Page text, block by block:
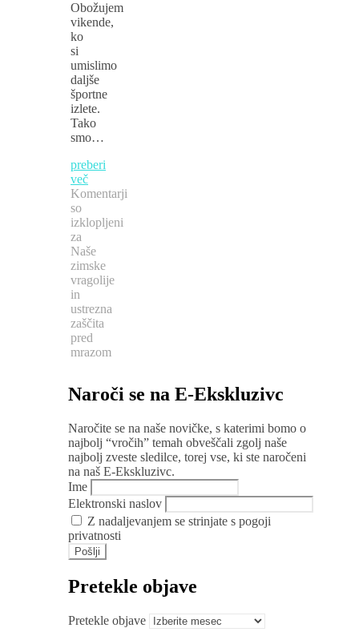
Obožujem
vikende,
ko
si
umislimo
daljše
športne
izlete.
Tako
smo…
preberi
več
Komentarji
so
izklopljeni
za
Naše
zimske
vragolije
in
ustrezna
zaščita
pred
mrazom
Naroči se na E-Ekskluzivc
Naročite se na naše novičke, s katerimi bomo o
najbolj “vročih” temah obveščali zgolj naše
najbolj zveste sledilce, torej vse, ki ste naročeni
na naš E-Ekskluzivc.
Ime
Elektronski naslov
Z nadaljevanjem se strinjate s pogoji
privatnosti
Pretekle objave
Pretekle objave